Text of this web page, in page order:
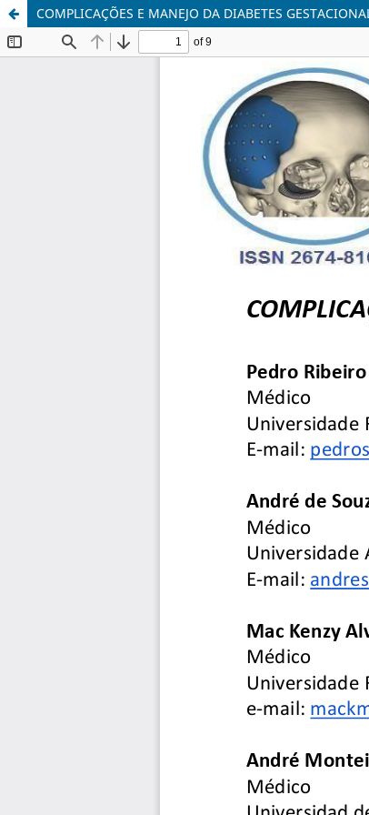
COMPLICAÇÕES E MANEJO DA DIABETES